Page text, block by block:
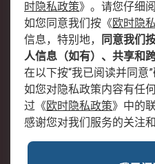
欧时销售条款
企业集团
关于我们
加入我们
时隐私政策》 。请您仔细阅
如您同意我们按 《欧时隐
信息，特别地，
同意我们
人信息（如有）、共享和
在以下按“我已阅读并同意”
如您对隐私政策内容有任
过 《欧时隐私政策》 中的
感谢您对我们服务的关注和